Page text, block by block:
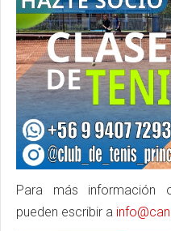
Para más información
pueden escribir a